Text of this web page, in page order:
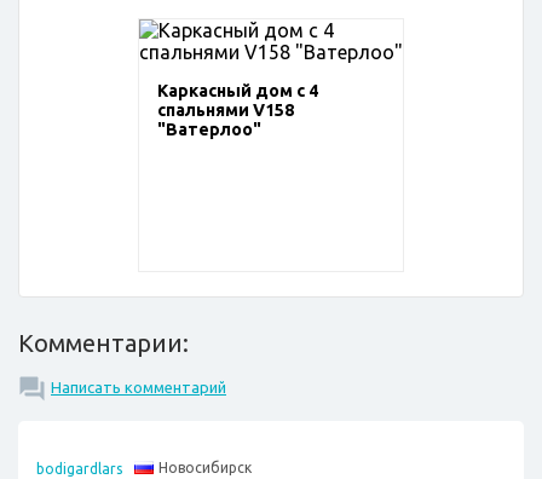
Каркасный дом с 4
спальнями V158
"Ватерлоо"
Комментарии:
Написать комментарий
bodigardlars Новосибирск